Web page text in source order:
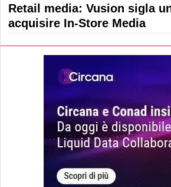
Retail media: Vusion sigla
acquisire In-Store Media